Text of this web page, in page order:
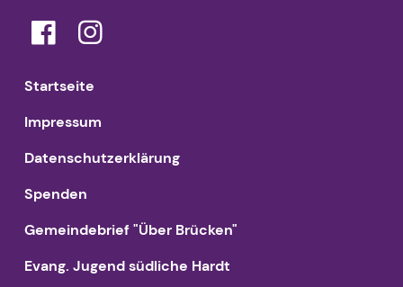
Startseite
Impressum
Datenschutzerklärung
Spenden
Gemeindebrief "Über Brücken"
Evang. Jugend südliche Hardt